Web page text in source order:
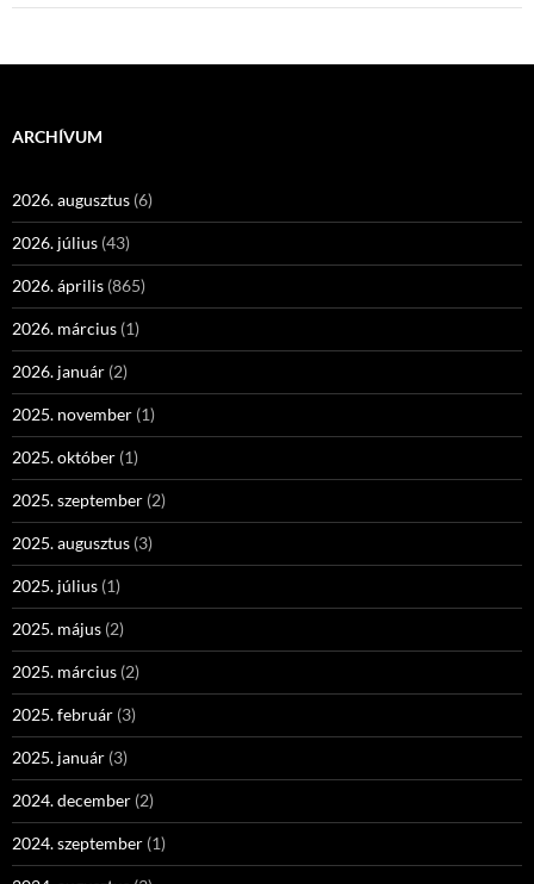
ARCHÍVUM
2026. augusztus (6)
2026. július (43)
2026. április (865)
2026. március (1)
2026. január (2)
2025. november (1)
2025. október (1)
2025. szeptember (2)
2025. augusztus (3)
2025. július (1)
2025. május (2)
2025. március (2)
2025. február (3)
2025. január (3)
2024. december (2)
2024. szeptember (1)